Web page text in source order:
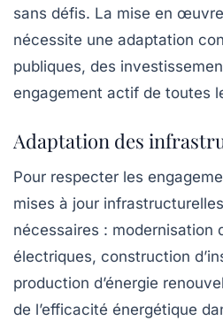
sans défis. La mise en
nécessite une adaptation
publiques, des
engagement actif de toutes
Adaptation des
Pour respecter les
mises à jour
nécessaires : modernisation
électriques, construction
production d’énergie
de l’efficacité énergétique